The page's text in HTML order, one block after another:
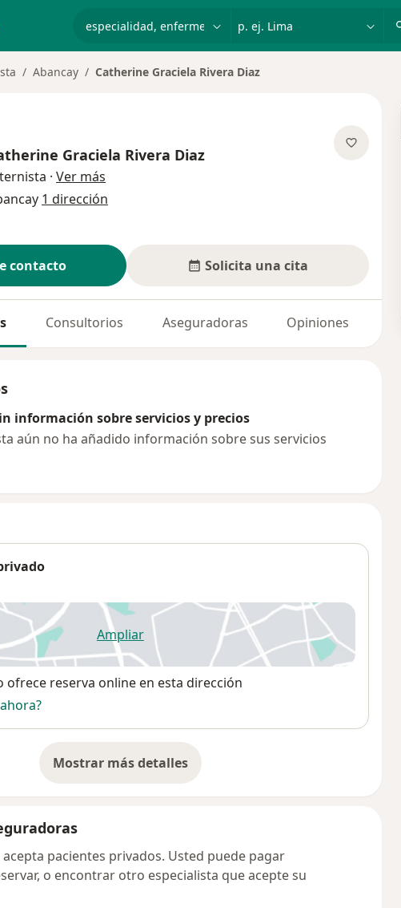
Abancay Catherine Graciela Rivera Diaz
Graciela Rivera Diaz
· Ver más
1 dirección
contacto Solicita una cita
Consultorios Aseguradoras Opiniones
información sobre servicios y precios
aún no ha añadido información sobre sus servicios
Ampliarse abre en una nueva pestaña
ofrece reserva online en esta dirección
Mostrar más detalles
sobre la dirección
acepta pacientes privados. Usted puede pagar
o encontrar otro especialista que acepte su